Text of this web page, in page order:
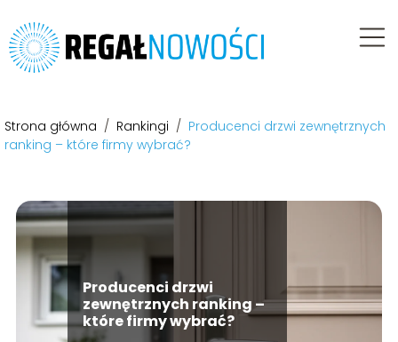
Strona główna / Rankingi / Producenci drzwi zewnętrznych
ranking – które firmy wybrać?
Producenci drzwi
zewnętrznych ranking –
które firmy wybrać?